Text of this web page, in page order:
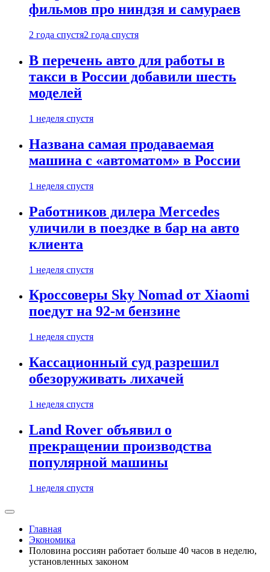
фильмов про ниндзя и самураев
2 года спустя2 года спустя
В перечень авто для работы в
такси в России добавили шесть
моделей
1 неделя спустя
Названа самая продаваемая
машина с «автоматом» в России
1 неделя спустя
Работников дилера Mercedes
уличили в поездке в бар на авто
клиента
1 неделя спустя
Кроссоверы Sky Nomad от Xiaomi
поедут на 92-м бензине
1 неделя спустя
Кассационный суд разрешил
обезоруживать лихачей
1 неделя спустя
Land Rover объявил о
прекращении производства
популярной машины
1 неделя спустя
Главная
Экономика
Половина россиян работает больше 40 часов в неделю,
установленных законом